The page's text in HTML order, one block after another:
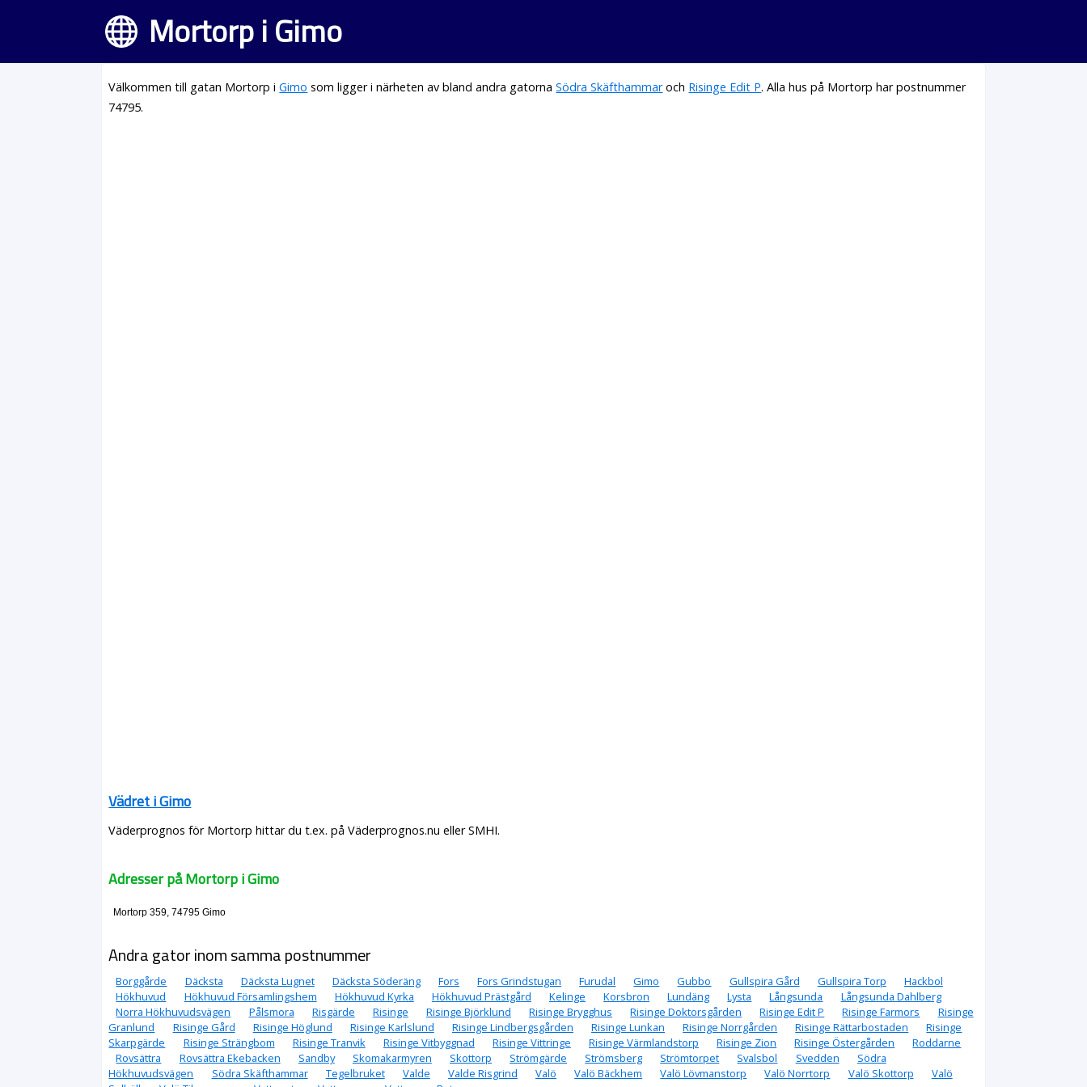
Mortorp i Gimo
Välkommen till gatan Mortorp iGimo som ligger i närheten av bland andra gatornaSödra Skäfthammaroch Risinge Edit P. Alla hus på Mortorp har postnummer
74795.
Vädret i Gimo
Väderprognos för Mortorp hittar du t.ex. på Väderprognos.nu eller SMHI.
Adresser på Mortorp i Gimo
Mortorp 359, 74795 Gimo
Andra gator inom samma postnummer
Borggårde Däcksta Däcksta Lugnet Däcksta Söderäng Fors Fors Grindstugan Furudal Gimo Gubbo Gullspira Gård Gullspira Torp
Hackbol
Hökhuvud
Hökhuvud Församlingshem Hökhuvud Kyrka Hökhuvud Prästgård Kelinge Korsbron Lundäng Lysta Långsunda
Långsunda Dahlberg
Norra Hökhuvudsvägen
Pålsmora Risgärde Risinge Risinge Björklund Risinge Brygghus Risinge Doktorsgården Risinge Edit P Risinge Farmors
Risinge
Granlund
Risinge Gård Risinge Höglund Risinge Karlslund Risinge Lindbergsgården Risinge Lunkan Risinge Norrgården Risinge Rättarbostaden
Risinge
Skarpgärde
Risinge Strängbom Risinge Tranvik Risinge Vitbyggnad Risinge Vittringe Risinge Värmlandstorp Risinge Zion Risinge Östergården
Roddarne
Rovsättra
Rovsättra Ekebacken Sandby Skomakarmyren Skottorp Strömgärde Strömsberg Strömtorpet Svalsbol Svedden
Södra
Hökhuvudsvägen
Södra Skäfthammar Tegelbruket Valde Valde Risgrind Valö Valö Bäckhem Valö Lövmanstorp Valö Norrtorp Valö Skottorp
Valö